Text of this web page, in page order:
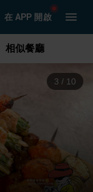
在 APP 開啟
相似餐廳
3 / 10